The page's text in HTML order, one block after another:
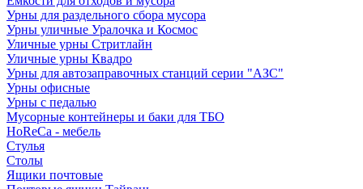
Урны для раздельного сбора мусора
Урны уличные Уралочка и Космос
Уличные урны Стритлайн
Уличные урны Квадро
Урны для автозаправочных станций серии "АЗС"
Урны офисные
Урны с педалью
Мусорные контейнеры и баки для ТБО
HoReCa - мебель
Стулья
Столы
Ящики почтовые